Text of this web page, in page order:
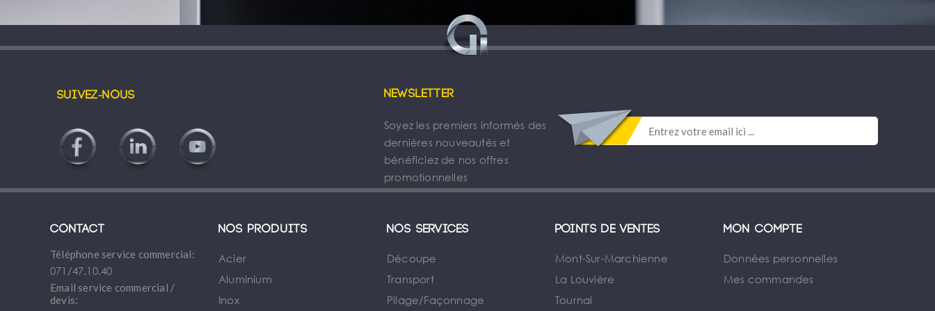
Suivez-nous Newsletter
Soyez les premiers informés des
dernières nouveautés et
bénéficiez de nos offres
promotionnelles
Contact
Téléphone service commercial:
071/47.10.40
Email service commercial /
devis:
Nos produits
Acier
Aluminium
Inox
Nos services
Découpe
Transport
Pilage/Façonnage
Points de ventes
Mont-Sur-Marchienne
La Louvière
Tournai
Mon compte
Données personnelles
Mes commandes